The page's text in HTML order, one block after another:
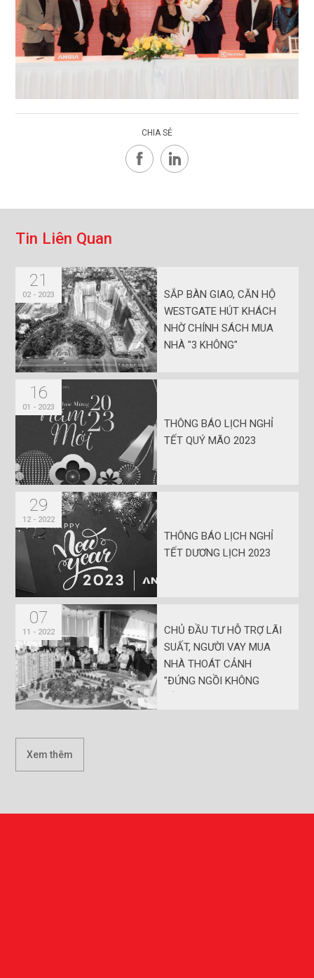
CHIA SẺ
Tin Liên Quan
21
02 - 2023
SẮP BÀN GIAO, CĂN HỘ
WESTGATE HÚT KHÁCH
NHỜ CHÍNH SÁCH MUA
NHÀ "3 KHÔNG"
16
01 - 2023
THÔNG BÁO LỊCH NGHỈ
TẾT QUÝ MÃO 2023
29
12 - 2022
THÔNG BÁO LỊCH NGHỈ
TẾT DƯƠNG LỊCH 2023
07
11 - 2022
CHỦ ĐẦU TƯ HỖ TRỢ LÃI
SUẤT, NGƯỜI VAY MUA
NHÀ THOÁT CẢNH
"ĐỨNG NGỒI KHÔNG
Xem thêm